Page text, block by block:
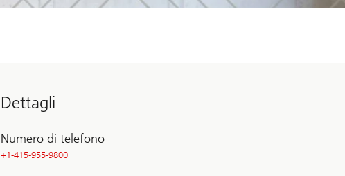
Dettagli
Numero di telefono
+1-415-955-9800